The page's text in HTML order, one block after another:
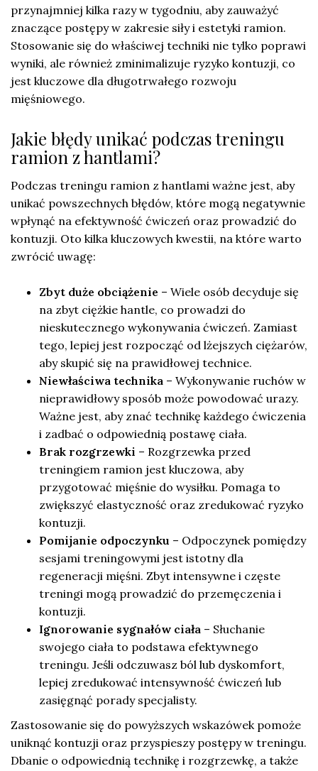
przynajmniej kilka razy w tygodniu, aby zauważyć
znaczące postępy w zakresie siły i estetyki ramion.
Stosowanie się do właściwej techniki nie tylko poprawi
wyniki, ale również zminimalizuje ryzyko kontuzji, co
jest kluczowe dla długotrwałego rozwoju
mięśniowego.
Jakie błędy unikać podczas treningu
ramion z hantlami?
Podczas treningu ramion z hantlami ważne jest, aby
unikać powszechnych błędów, które mogą negatywnie
wpłynąć na efektywność ćwiczeń oraz prowadzić do
kontuzji. Oto kilka kluczowych kwestii, na które warto
zwrócić uwagę:
Zbyt duże obciążenie – Wiele osób decyduje się
na zbyt ciężkie hantle, co prowadzi do
nieskutecznego wykonywania ćwiczeń. Zamiast
tego, lepiej jest rozpocząć od lżejszych ciężarów,
aby skupić się na prawidłowej technice.
Niewłaściwa technika – Wykonywanie ruchów w
nieprawidłowy sposób może powodować urazy.
Ważne jest, aby znać technikę każdego ćwiczenia
i zadbać o odpowiednią postawę ciała.
Brak rozgrzewki – Rozgrzewka przed
treningiem ramion jest kluczowa, aby
przygotować mięśnie do wysiłku. Pomaga to
zwiększyć elastyczność oraz zredukować ryzyko
kontuzji.
Pomijanie odpoczynku – Odpoczynek pomiędzy
sesjami treningowymi jest istotny dla
regeneracji mięśni. Zbyt intensywne i częste
treningi mogą prowadzić do przemęczenia i
kontuzji.
Ignorowanie sygnałów ciała – Słuchanie
swojego ciała to podstawa efektywnego
treningu. Jeśli odczuwasz ból lub dyskomfort,
lepiej zredukować intensywność ćwiczeń lub
zasięgnąć porady specjalisty.
Zastosowanie się do powyższych wskazówek pomoże
uniknąć kontuzji oraz przyspieszy postępy w treningu.
Dbanie o odpowiednią technikę i rozgrzewkę, a także